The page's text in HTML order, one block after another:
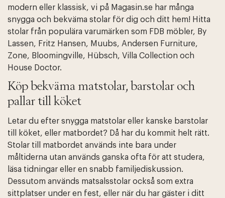
modern eller klassisk, vi på Magasin.se har många
snygga och bekväma stolar för dig och ditt hem! Hitta
stolar från populära varumärken som FDB möbler, By
Lassen, Fritz Hansen, Muubs, Andersen Furniture,
Zone, Bloomingville, Hübsch, Villa Collection och
House Doctor.
Köp bekväma matstolar, barstolar och
pallar till köket
Letar du efter snygga matstolar eller kanske barstolar
till köket, eller matbordet? Då har du kommit helt rätt.
Stolar till matbordet används inte bara under
måltiderna utan används ganska ofta för att studera,
läsa tidningar eller en snabb familjediskussion.
Dessutom används matsalsstolar också som extra
sittplatser under en fest, eller när du har gäster i ditt